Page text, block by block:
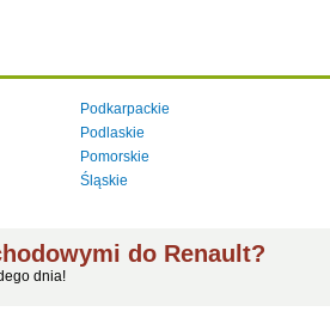
Podkarpackie
Podlaskie
Pomorskie
Śląskie
do Renault?
dnia!